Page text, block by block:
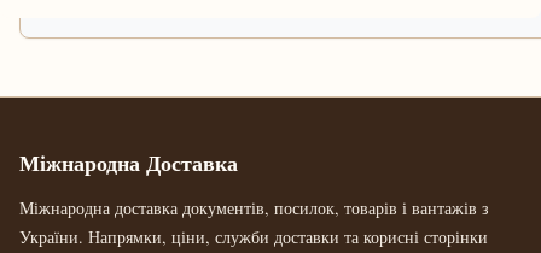
Міжнародна Доставка
Міжнародна доставка документів, посилок, товарів і вантажів з
України. Напрямки, ціни, служби доставки та корисні сторінки